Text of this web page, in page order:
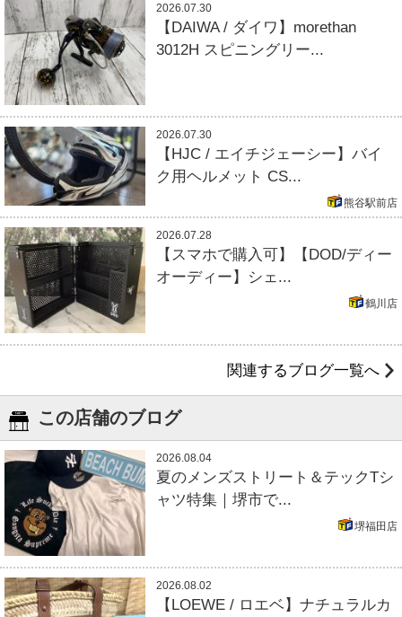
2026.07.30
【DAIWA / ダイワ】morethan
3012H スピニングリー...
2026.07.30
【HJC / エイチジェーシー】バイ
ク用ヘルメット CS...
熊谷駅前店
2026.07.28
【スマホで購入可】【DOD/ディー
オーディー】シェ...
鶴川店
関連するブログ一覧へ
この店舗のブログ
2026.08.04
夏のメンズストリート＆テックTシ
ャツ特集｜堺市で...
堺福田店
2026.08.02
【LOEWE / ロエベ】ナチュラルカ